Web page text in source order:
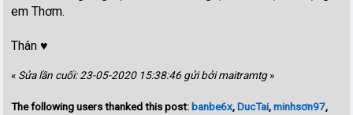
em Thơm.
Thân ♥️
« Sửa lần cuối: 23-05-2020 15:38:46 gửi bởi maitramtg»
The following users thanked this post: banbe6x,DucTai,minhsơn97,